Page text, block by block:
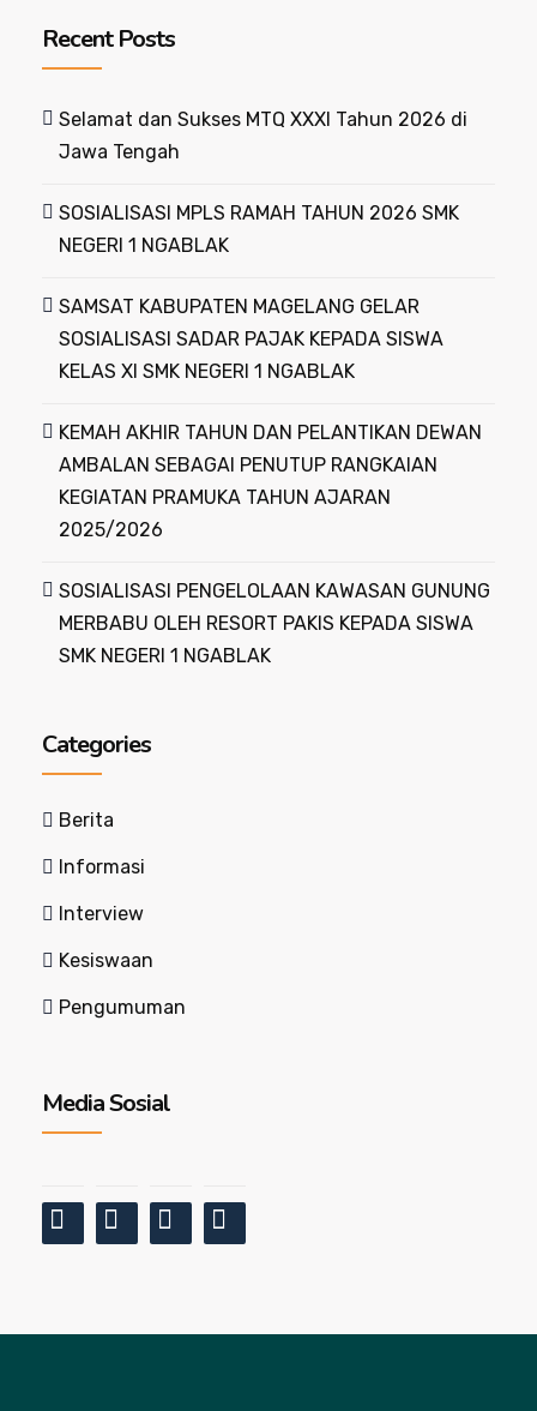
Recent Posts
Selamat dan Sukses MTQ XXXI Tahun 2026 di
Jawa Tengah
SOSIALISASI MPLS RAMAH TAHUN 2026 SMK
NEGERI 1 NGABLAK
SAMSAT KABUPATEN MAGELANG GELAR
SOSIALISASI SADAR PAJAK KEPADA SISWA
KELAS XI SMK NEGERI 1 NGABLAK
KEMAH AKHIR TAHUN DAN PELANTIKAN DEWAN
AMBALAN SEBAGAI PENUTUP RANGKAIAN
KEGIATAN PRAMUKA TAHUN AJARAN
2025/2026
SOSIALISASI PENGELOLAAN KAWASAN GUNUNG
MERBABU OLEH RESORT PAKIS KEPADA SISWA
SMK NEGERI 1 NGABLAK
Categories
Berita
Informasi
Interview
Kesiswaan
Pengumuman
Media Sosial